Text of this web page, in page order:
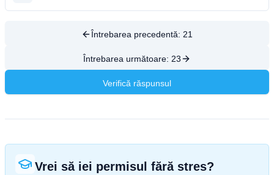
Întrebarea precedentă: 21
Întrebarea următoare: 23
Verifică răspunsul
Vrei să iei permisul fără stres?